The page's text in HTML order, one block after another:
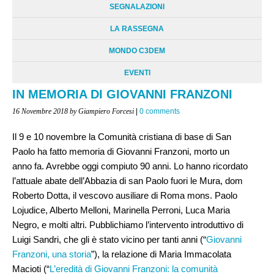
SEGNALAZIONI
LA RASSEGNA
MONDO C3DEM
EVENTI
IN MEMORIA DI GIOVANNI FRANZONI
16 Novembre 2018 by Giampiero Forcesi | 0 comments
Il 9 e 10 novembre la Comunità cristiana di base di San
Paolo ha fatto memoria di Giovanni Franzoni, morto un
anno fa. Avrebbe oggi compiuto 90 anni. Lo hanno ricordato
l’attuale abate dell’Abbazia di san Paolo fuori le Mura, dom
Roberto Dotta, il vescovo ausiliare di Roma mons. Paolo
Lojudice, Alberto Melloni, Marinella Perroni, Luca Maria
Negro, e molti altri. Pubblichiamo l’intervento introduttivo di
Luigi Sandri, che gli è stato vicino per tanti anni (“Giovanni
Franzoni, una storia”), la relazione di Maria Immacolata
Macioti (“L’eredità di Giovanni Franzoni: la comunità